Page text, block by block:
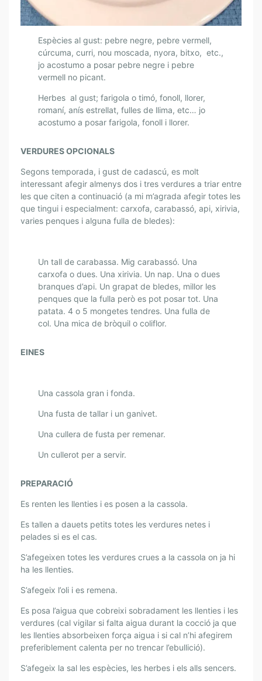
Espècies al gust: pebre negre, pebre vermell,
cúrcuma, curri, nou moscada, nyora, bitxo, etc.,
jo acostumo a posar pebre negre i pebre
vermell no picant.
Herbes al gust; farigola o timó, fonoll, llorer,
romaní, anís estrellat, fulles de llima, etc… jo
acostumo a posar farigola, fonoll i llorer.
VERDURES OPCIONALS
Segons temporada, i gust de cadascú, es molt
interessant afegir almenys dos i tres verdures a triar entre
les que citen a continuació (a mi m’agrada afegir totes les
que tingui i especialment: carxofa, carabassó, api, xirivia,
varies penques i alguna fulla de bledes):
Un tall de carabassa. Mig carabassó. Una
carxofa o dues. Una xirivia. Un nap. Una o dues
branques d’api. Un grapat de bledes, millor les
penques que la fulla però es pot posar tot. Una
patata. 4 o 5 mongetes tendres. Una fulla de
col. Una mica de bròquil o coliflor.
EINES
Una cassola gran i fonda.
Una fusta de tallar i un ganivet.
Una cullera de fusta per remenar.
Un cullerot per a servir.
PREPARACIÓ
Es renten les llenties i es posen a la cassola.
Es tallen a dauets petits totes les verdures netes i
pelades si es el cas.
S’afegeixen totes les verdures crues a la cassola on ja hi
ha les llenties.
S’afegeix l’oli i es remena.
Es posa l’aigua que cobreixi sobradament les llenties i les
verdures (cal vigilar si falta aigua durant la cocció ja que
les llenties absorbeixen força aigua i si cal n’hi afegirem
preferiblement calenta per no trencar l’ebullició).
S’afegeix la sal les espècies, les herbes i els alls sencers.